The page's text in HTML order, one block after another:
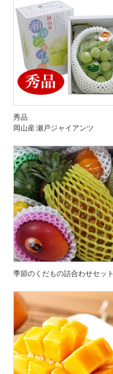
秀品
岡山産 瀬戸ジャイアンツ
季節のくだもの詰合わせセット